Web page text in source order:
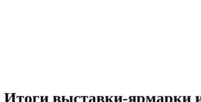
Итоги выставки-ярмарки